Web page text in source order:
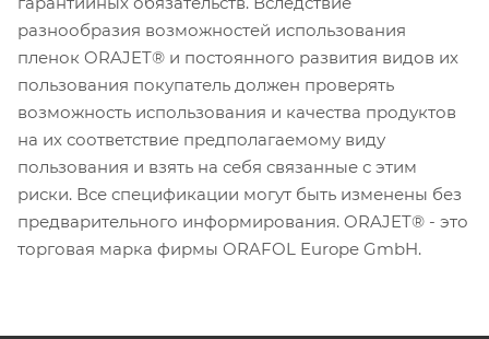
разнообразия возможностей использования
пленок ORAJET® и постоянного развития видов их
пользования покупатель должен проверять
возможность использования и качества продуктов
на их соответствие предполагаемому виду
пользования и взять на себя связанные с этим
риски. Все спецификации могут быть изменены без
предварительного информирования. ORAJET® - это
торговая марка фирмы ORAFOL Europe GmbH.